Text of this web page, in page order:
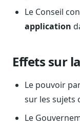
Nouveautés
Le changelog
Méthode,
Charte IA
Fiabilité,
Le Conseil
application
Effets sur
Le pouvoir
sur les sujets
Le